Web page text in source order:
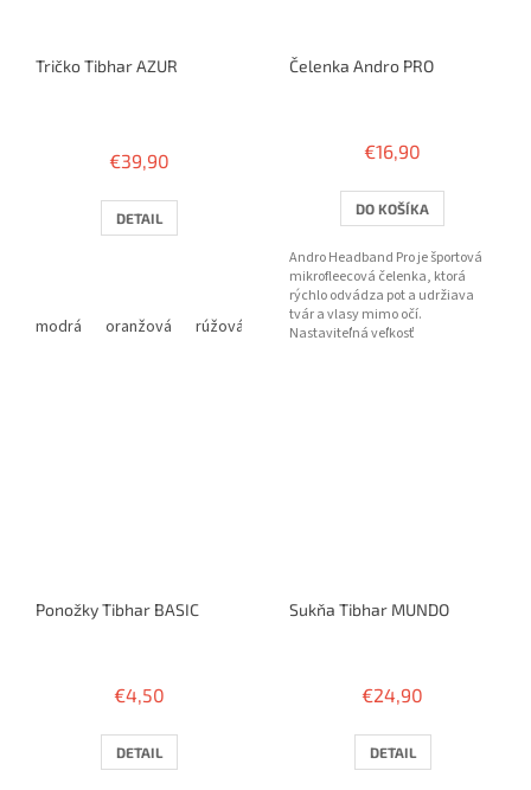
Tričko Tibhar AZUR
produktu
4,6
z
€39,90
DETAIL
modrá oranžová rúžová žltá
Čelenka Andro PRO
€16,90
DO KOŠÍKA
Andro Headband Pro je športová
mikrofleecová čelenka, ktorá
rýchlo odvádza pot a udržiava
tvár a vlasy mimo očí.
Nastaviteľná veľkosť
Ponožky Tibhar BASIC
€4,50
DETAIL
Sukňa Tibhar MUNDO
€24,90
DETAIL